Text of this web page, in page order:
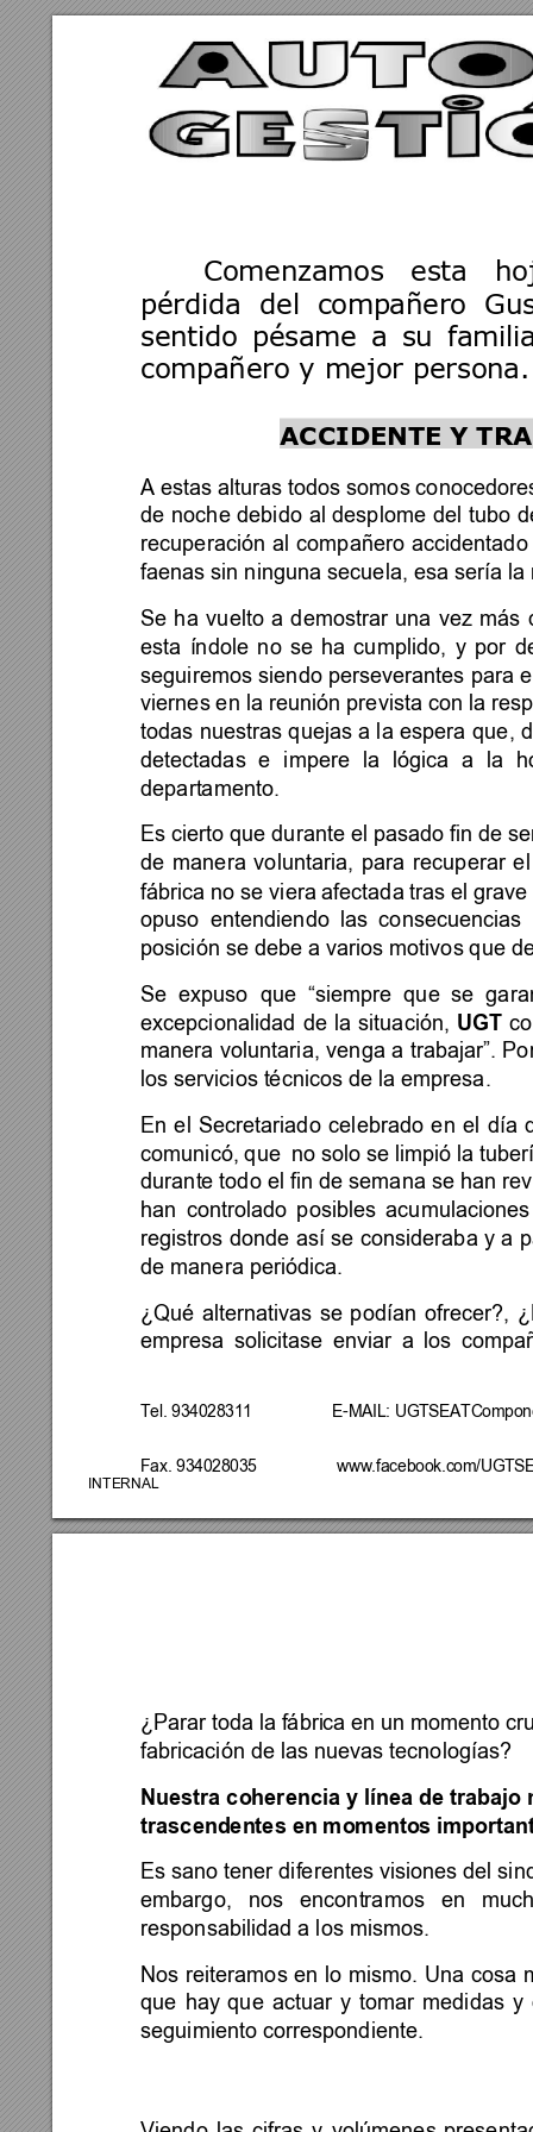
Tel. 934028311
E-MAIL:
Fax. 934028035                  www.facebook.com/
INTERNAL
Comenzamos esta
pérdida  del
compañero
sentido
pésame a su
compañero y mejor persona.
ACCIDENTE Y
A estas alturas todos somos
de noche debido al desplome del tubo
recuperación al compañero accidentado
faenas sin ninguna secuela, esa sería
Se ha vuelto a demostrar una vez más
esta índole no se ha cumplido, y por
seguiremos siendo perseverantes para e
viernes en la reunión prevista con la
todas nuestras quejas a la espera que,
detectadas e impere la lógica a la
departamento.
Es cierto que durante el pasado fin de se
de manera voluntaria, para recuperar
fábrica no se viera afectada tras el grave
opuso entendiendo las consecuencias
posición se debe a varios motivos que
Se  expuso que  “siempre  que  se
excepcionalidad de la situación, UGT
manera voluntaria, venga a trabajar”.
los servicios técnicos de la empresa.
En el Secretariado celebrado en el día
comunicó, que no solo se limpió la tub
durante todo el fin de semana se han
han controlado posibles
registros donde así se consideraba y a
de manera periódica.
¿Qué alternativas se podían ofrecer?,
empresa solicitase enviar a los co
¿Parar toda la fábrica en un momento
fabricación de las nuevas tecnologías?
Nuestra coherencia y línea de trabajo
trascendentes en momentos
Es sano tener diferentes visiones del
embargo,
nos encontramos en
responsabilidad a los mismos.
Nos reiteramos en lo mismo. Una cosa
que hay que actuar y tomar medidas y
seguimiento correspondiente.